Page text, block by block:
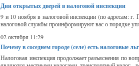
Дни открытых дверей в налоговой инспекции
9 и 10 ноября в налоговой инспекции (по адресам:
налоговой службы проинформируют вас о порядке
02 октября 11:29
Почему в соседнем городе (селе) есть налоговые
Налоговая инспекция продолжает разъяснения по